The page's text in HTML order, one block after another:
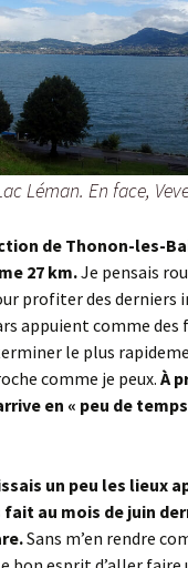
Léman. En face,
de Thonon-les-
27 km.Je pensais
profiter des derniers
appuient comme des
le plus
comme je peux. À
en « peu de
un peu les lieux
fait au mois de juin
Sans m’en rendre